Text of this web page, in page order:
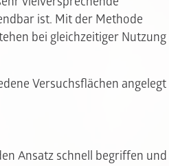
ist. Mit der Methode
bei gleichzeitiger Nutzung
Versuchsflächen angelegt
Ansatz schnell begriffen und